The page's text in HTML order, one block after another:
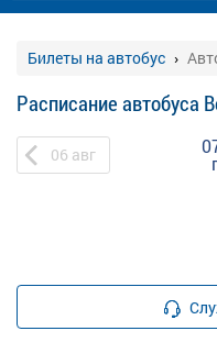
Билеты на автобус
Расписание автобуса
06 авг